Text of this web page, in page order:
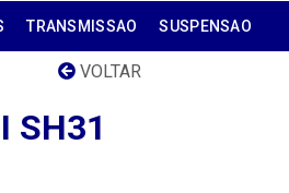
TRANSMISSAO SUSPENSAO
VOLTAR
SH31